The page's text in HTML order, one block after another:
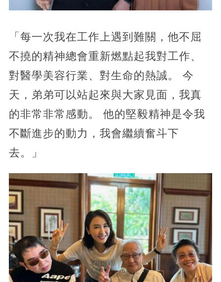
「每一次我在工作上遇到難關，他不屈
不撓的精神總會重新燃點起我對工作、
對醫學美容行業、對生命的熱誠。 今
天，弟弟可以站起來與大家見面，我真
的非常非常感動。 他的堅毅精神是令我
不斷進步的動力，我會繼續奮斗下
去。」